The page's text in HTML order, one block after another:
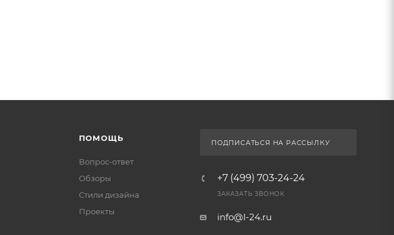
ПОМОЩЬ
Вопрос-ответ
Обзоры
Стили дизайна
Проекты
ПОДПИСАТЬСЯ НА РАССЫЛКУ
+7 (499) 703-24-24
ЗАКАЗАТЬ ЗВОНОК
info@l-24.ru